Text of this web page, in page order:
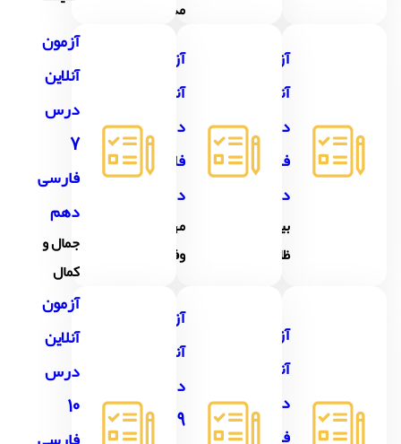
مدار
آزمون
آنلاین
درس5
فارسی
دهم
بیداد
ظالمان
آزمون
آنلاین
درس6
فارسی
دهم
مهر و
وفا
آزمون
آنلاین
درس
7
فارسی
دهم
جمال و
کمال
آزمون
آنلاین
درس8
فارسی
آزمون
آنلاین
درس
9
آزمون
آنلاین
درس
10